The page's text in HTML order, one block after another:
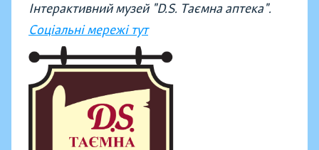
Інтерактивний музей "D.S. Таємна аптека".
Соціальні мережі тут